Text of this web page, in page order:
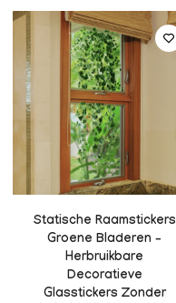
Statische Raamstickers
Groene Bladeren –
Herbruikbare
Decoratieve
Glasstickers Zonder